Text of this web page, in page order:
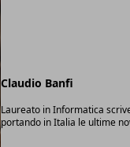
Claudio Banfi
Laureato in Informatica
portando in Italia le ultime